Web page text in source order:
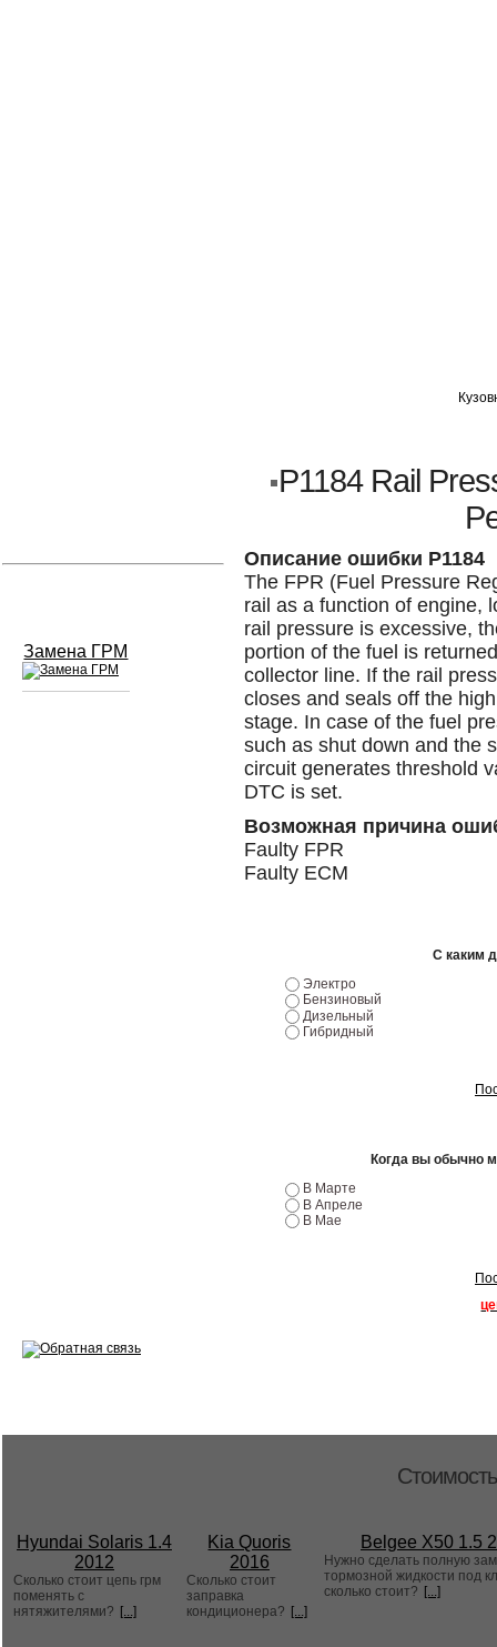
Замена ГРМ
P1184 Rail
Описание ошибки P1184
The FPR (Fuel Pressure
rail as a function of engine,
rail pressure is excessive,
portion of the fuel is
collector line. If the rail
closes and seals off the
stage. In case of the fuel
such as shut down and the
circuit generates threshold
DTC is set.
Возможная причина
Faulty FPR
Faulty ECM
С каким
Электро
Бензиновый
Дизельный
Гибридный
Когда вы обычно
В Марте
В Апреле
В Мае
Hyundai Solaris 1.4
2012
Сколько стоит цепь грм
поменять с
нятяжителями? [...]
Kia Quoris
2016
Сколько стоит
заправка
кондиционера? [...]
Belgee X50 1.5
Нужно сделать полную
тормозной жидкости под
сколько стоит? [...]